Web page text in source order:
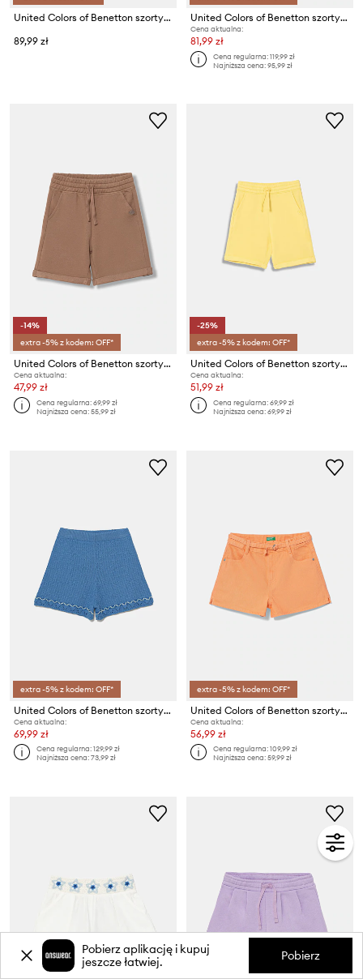
United Colors of Benetton szorty dziecięce
89,99 zł
United Colors of Benetton szorty dziecięce z lnem
Cena aktualna:
81,99 zł
Cena regularna:119,99 zł
Najniższa cena:95,99 zł
-14%
extra -5% z kodem: OFF*
United Colors of Benetton szorty dziecięce bawełniane
Cena aktualna:
47,99 zł
Cena regularna:69,99 zł
Najniższa cena:55,99 zł
-25%
extra -5% z kodem: OFF*
United Colors of Benetton szorty dziecięce bawełniane
Cena aktualna:
51,99 zł
Cena regularna:69,99 zł
Najniższa cena:69,99 zł
extra -5% z kodem: OFF*
United Colors of Benetton szorty dziecięce
Cena aktualna:
69,99 zł
Cena regularna:129,99 zł
Najniższa cena:73,99 zł
extra -5% z kodem: OFF*
United Colors of Benetton szorty jeansowe dziecięce
Cena aktualna:
56,99 zł
Cena regularna:109,99 zł
Najniższa cena:59,99 zł
Pobierz aplikację i kupuj
jeszcze łatwiej.
Pobierz